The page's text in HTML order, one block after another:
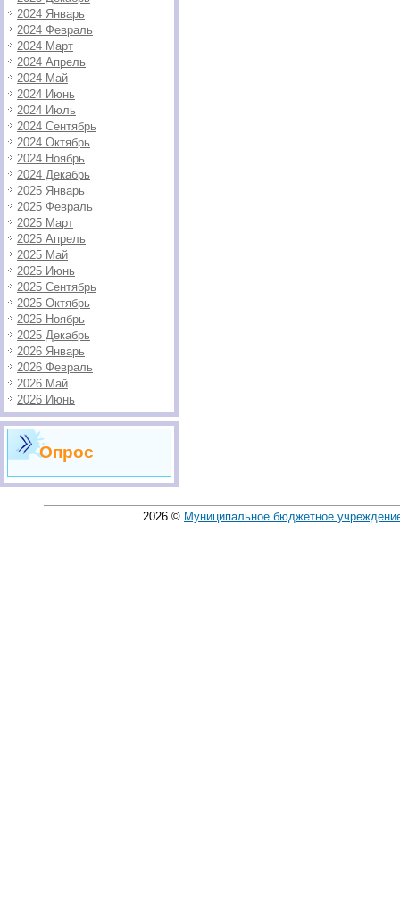
2024 Январь
2024 Февраль
2024 Март
2024 Апрель
2024 Май
2024 Июнь
2024 Июль
2024 Сентябрь
2024 Октябрь
2024 Ноябрь
2024 Декабрь
2025 Январь
2025 Февраль
2025 Март
2025 Апрель
2025 Май
2025 Июнь
2025 Сентябрь
2025 Октябрь
2025 Ноябрь
2025 Декабрь
2026 Январь
2026 Февраль
2026 Май
2026 Июнь
Опрос
2026 © Муниципальное бюджетное